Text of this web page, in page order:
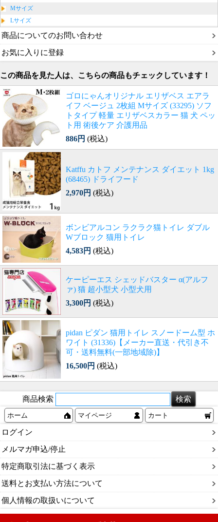
Mサイズ
Lサイズ
商品についてのお問い合わせ
お気に入りに登録
この商品を見た人は、こちらの商品もチェックしています！
ゴロにゃんオリジナル エリザベス エアラ
イフ ベージュ 2枚組 Mサイズ (33295) ソフ
トタイプ 軽量 エリザベスカラー 猫 犬 ペッ
ト用 術後ケア 介護用品
886円 (税込)
Katffu カトフ メンテナンス ダイエット 1kg
(68465) ドライフード
2,970円 (税込)
ボンビアルコン ラクラク猫トイレ ダブル
Wブロック 猫用トイレ
4,583円 (税込)
ケーピーエス シェッドバスター α(アルフ
ァ) 猫 超小型犬 小型犬用
3,300円 (税込)
pidan ピダン 猫用トイレ スノードーム型 ホ
ワイト (31336)【メーカー直送・代引き不
可・送料無料(一部地域除)】
16,500円 (税込)
商品検索
ホーム マイページ カート
ログイン
メルマガ申込/停止
特定商取引法に基づく表示
送料とお支払い方法について
個人情報の取扱いについて